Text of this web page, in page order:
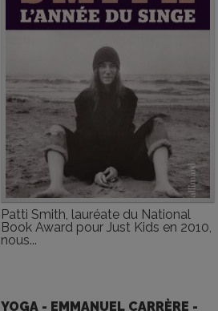
Patti Smith, lauréate du National
Book Award pour Just Kids en 2010,
nous...
YOGA - EMMANUEL CARRÈRE -